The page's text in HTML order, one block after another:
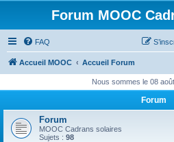
Forum MOOC
FAQ
Accueil MOOC Accueil Forum
Nous sommes le 08
Forum
Forum
MOOC Cadrans solaires
Sujets : 98